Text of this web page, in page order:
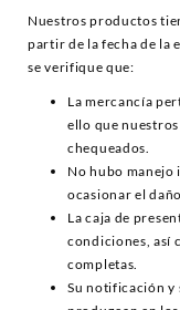
Nuestros productos
partir de la fecha de la
se verifique que:
La mercancía
ello que
chequeados.
No hubo
ocasionar el
La caja de
condiciones, así
completas.
Su notificación y